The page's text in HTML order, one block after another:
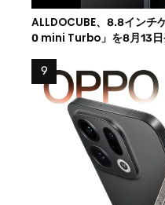
ALLDOCUBE、8.8インチ
0 mini Turbo」を8月13日